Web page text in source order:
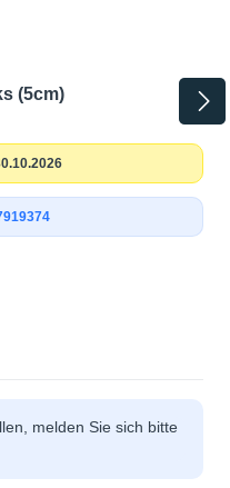
(5cm)
melden Sie sich bitte